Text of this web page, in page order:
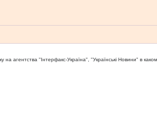
агентства "Iнтерфакс-Україна", "Українськi Новини" в